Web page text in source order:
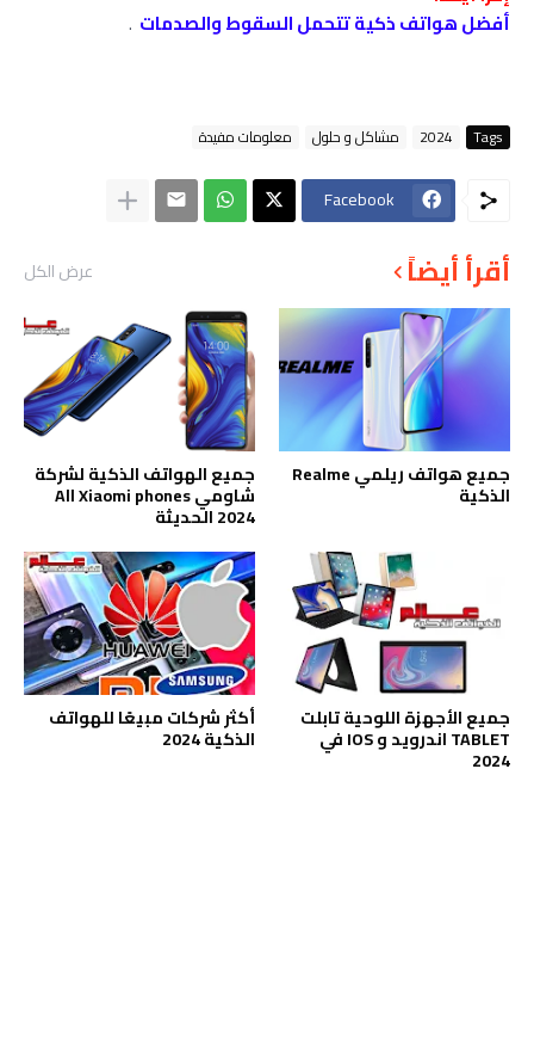
أفضل هواتف ذكية تتحمل السقوط والصدمات .
Tags
2024 مشاكل و حلول معلومات مفيدة
Facebook
أقرأ أيضاً عرض الكل
جميع هواتف ريلمي Realme
الذكية
جميع الهواتف الذكية لشركة
شاومي All Xiaomi phones
2024 الحديثة
جميع الأجهزة اللوحية تابلت
TABLET اندرويد و IOS في
2024
أكثر شركات مبيعًا للهواتف
الذكية 2024